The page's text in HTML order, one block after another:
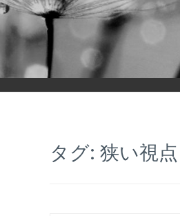
プ
タグ: 狭い視点